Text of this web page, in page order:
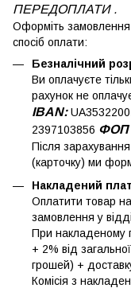
ПЕРЕДОПЛАТИ .
Оформіть
спосіб оплати:
Безналічний
Ви оплачуєте
рахунок не
IBAN:
2397103856 ФОП
Після
(карточку) ми
Накладений
Оплатити товар
замовлення у
При накладеному
+ 2% від
грошей) +
Комісія з